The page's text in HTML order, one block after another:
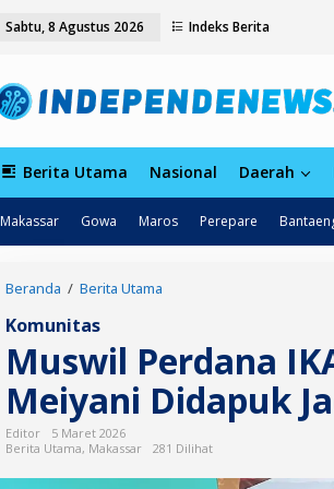
Sabtu, 8 Agustus 2026 Indeks Berita
Berita Utama Nasional Daerah
Makassar Gowa Maros Perepare
Beranda / Berita Utama
i
l
P
r
a
Komunitas
Muswil Perdana
Meiyani Didapuk
Editor
5 Maret 2026
Berita Utama, Makassar 281 Dilihat